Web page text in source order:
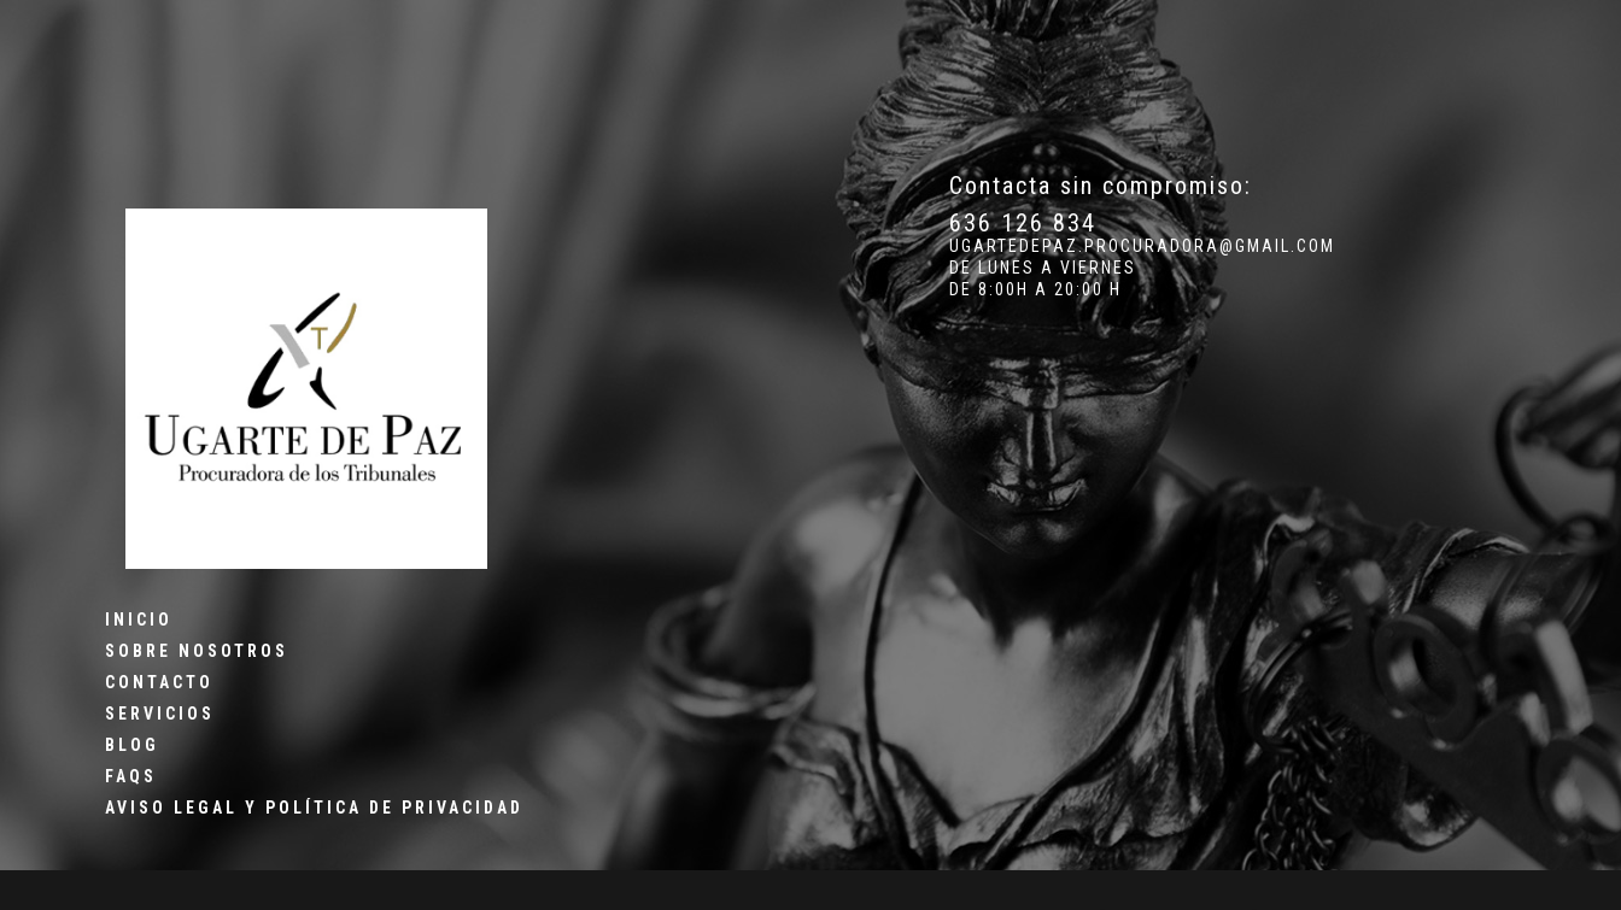
INICIO
SOBRE NOSOTROS
CONTACTO
SERVICIOS
BLOG
FAQS
AVISO LEGAL Y POLÍTICA DE PRIVACIDAD
Contacta sin compromiso:
636 126 834
UGARTEDEPAZ.PROCURADORA@GMAIL.COM
DE LUNES A VIERNES
DE 8:00H A 20:00 H